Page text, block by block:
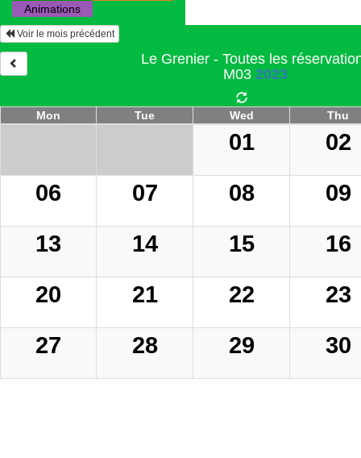
Animations
Voir le mois précédent
Le Grenier - Toutes les
M03 2023
Mon Tue Wed Thu
01
02
06
07 08
09
13
14 15
16
20
21 22
23
27
28 29 30